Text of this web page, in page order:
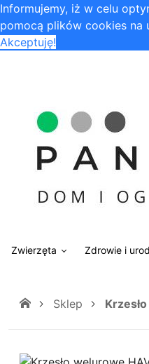
Informujemy, iż w celu
pomocą plików cookies na
Akceptuję!
Zwierzęta Zdrowie i
Sklep